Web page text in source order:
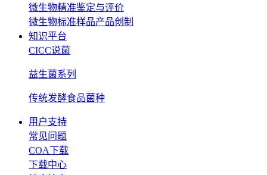
微生物精准鉴定与评价
微生物标准样品产品创制
知识平台
CICC说菌
益生菌系列
传统发酵食品菌种
用户支持
常见问题
COA下载
下载中心